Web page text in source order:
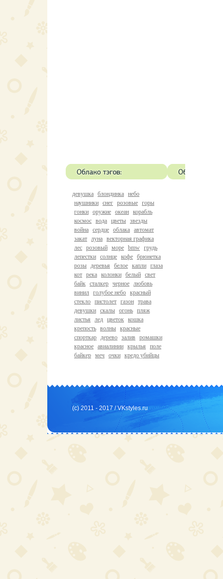
девушка блондинка небо
наушники снег розовые горы
гонки оружие океан корабль
космос вода цветы звезды
война сердце облака автомат
закат луна векторная графика
лес розовый море bmw грудь
лепестки солнце кофе брюнетка
розы деревья белое капли глаза
кот река колонки белый свет
байк сталкер черное любовь
винил голубое небо красный
стекло пистолет газон трава
девушки скалы огонь пляж
листья
лед цветок кошка
крепость волны красные
спорткар дерево залив ромашки
красное авиалинии крылья
поле
байкер меч очки кредо убийцы
(c) 2011 - 2017 /VKstyles.ru